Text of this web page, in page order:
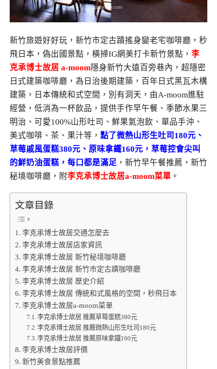
新竹旅遊好好玩，新竹市定古蹟搖身變老宅咖啡廳，秒
飛日本，偽出國景點，橫掃IG網美打卡新竹景點， 李
克承博士故居 a-moom隱身新竹大遠百旁巷內，超隱密
日式建築咖啡廳，為日治後期建築，百年日式黑瓦木構
建築，日本傳統和式空間，別有洞天，由A-moom進駐
經營，低消為一杯飲品，提供手作早午餐、季節水果三
明治、可愛100%山形吐司、鮮果氣泡飲、單品手沖、
美式咖啡、茶、果汁等， 點了微熱山形生吐司180元、
草莓戚風蛋糕380元、原味拿鐵160元，草莓控會尖叫
的鮮奶油蛋糕，每口都是滿足 ，新竹早午餐推薦，新竹
秘境咖啡廳，附李克承博士故居a-moom菜單 。
文章目錄
李克承博士故居交通怎麼去
李克承博士故居店家資訊
李克承博士故居 新竹秘境咖啡廳
李克承博士故居 新竹市定古蹟咖啡廳
李克承博士故居 歷史介紹
李克承博士故居 傳統和式風格的空間，秒飛日本
李克承博士故居a-moom菜單
李克承博士故居 推薦草莓蛋糕380元
李克承博士故居 推薦微熱山形生吐司180元
李克承博士故居 推薦原味拿鐵160元
李克承博士故居評價
新竹美食景點推薦